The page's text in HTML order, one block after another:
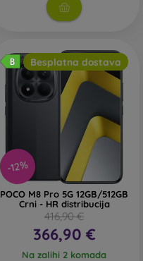
-12%
Besplatna dostava
POCO M8 Pro 5G 12GB/512GB
Crni - HR distribucija
416,90 €
366,90 €
Na zalihi 2 komada